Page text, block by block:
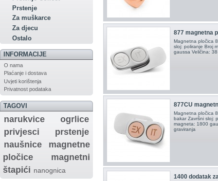
Prstenje
Za muškarce
Za djecu
Ostalo
INFORMACIJE
O nama
Plaćanje i dostava
Uvjeti korištenja
Privatnost podataka
TAGOVI
narukvice
ogrlice
privjesci
prstenje
naušnice
magnetne
pločice
magnetni
štapići nanognica
877 magnetna
Magnetna pločica
sloj: poliranje Broj
gaussa Veličina:
877CU
Magnetna pločica
bakar Završni sloj:
magneta: 1800
graviranja
1400 dodatak